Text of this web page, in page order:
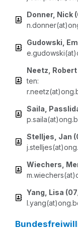
Don­ner, Nick
Gudow­ski,
Nee­tz,
ten:
Sai­la,
Stell­jes, Jan
Wie­chers,
Yang, Lisa